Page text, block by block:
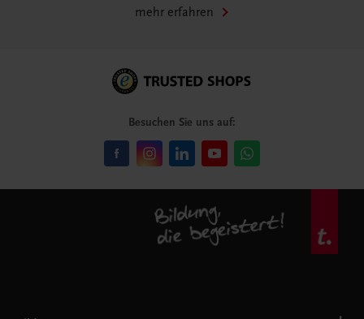
mehr erfahren
Besuchen Sie uns auf: